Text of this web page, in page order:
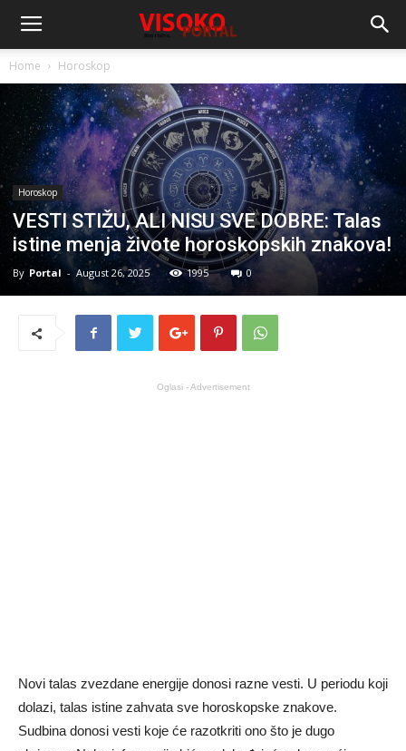
Home Horoskop
Horoskop
VESTI STIŽU, ALI NISU SVE DOBRE: Talas
istine menja živote horoskopskih znakova!
By Portal - August 26, 2025 1995 0
Oglasi - Advertisement
Novi talas zvezdane energije donosi razne vesti. U periodu koji
dolazi, talas istine zahvata sve horoskopske znakove.
Sudbina donosi vesti koje će razotkriti ono što je dugo